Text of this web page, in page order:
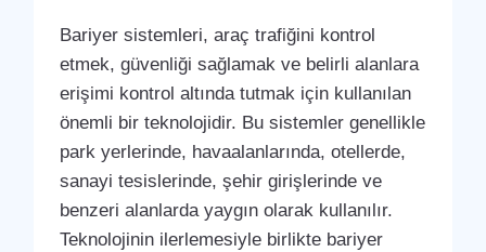
Bariyer sistemleri, araç trafiğini kontrol
etmek, güvenliği sağlamak ve belirli alanlara
erişimi kontrol altında tutmak için kullanılan
önemli bir teknolojidir. Bu sistemler genellikle
park yerlerinde, havaalanlarında, otellerde,
sanayi tesislerinde, şehir girişlerinde ve
benzeri alanlarda yaygın olarak kullanılır.
Teknolojinin ilerlemesiyle birlikte bariyer